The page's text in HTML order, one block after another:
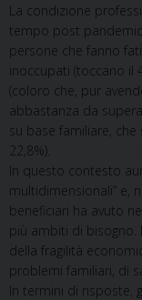
La condizione
tempo post
persone che fanno
inoccupati (toccano il
(coloro che, pur
abbastanza da
su base familiare,
22,8%).
In questo contesto
multidimensionali” e,
beneficiari ha avuto
più ambiti di bisogno.
della fragilità
problemi familiari, di
In termini di risposte,